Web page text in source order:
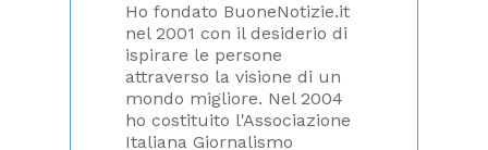
Ho fondato BuoneNotizie.it
nel 2001 con il desiderio di
ispirare le persone
attraverso la visione di un
mondo migliore. Nel 2004
ho costituito l'Associazione
Italiana Giornalismo